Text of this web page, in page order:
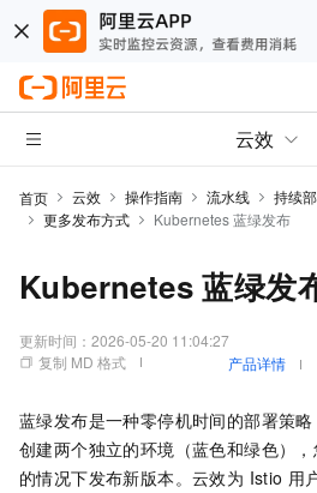
云效
首页 云效 操作指南 流水线 持续
更多发布方式
Kubernetes 蓝绿发布
Kubernetes 蓝绿发
更新时间： 2026-05-20 11:04:27
复制 MD 格式
产品详情
蓝绿发布是一种零停机时间的部署策
创建两个独立的环境（蓝色和绿色）
的情况下发布新版本。云效为 Istio 用